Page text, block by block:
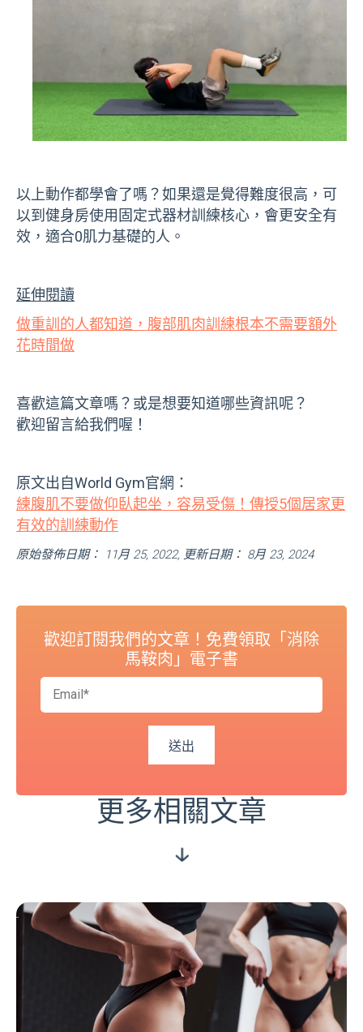
以上動作都學會了嗎？如果還是覺得難度很高，可
以到健身房使用固定式器材訓練核心，會更安全有
效，適合0肌力基礎的人。
延伸閱讀
做重訓的人都知道，腹部肌肉訓練根本不需要額外
花時間做
喜歡這篇文章嗎？或是想要知道哪些資訊呢？
歡迎留言給我們喔！
原文出自World Gym官網：
練腹肌不要做仰臥起坐，容易受傷！傳授5個居家更
有效的訓練動作
原始發佈日期： 11月 25, 2022, 更新日期： 8月 23, 2024
歡迎訂閱我們的文章！免費領取「消除
馬鞍肉」電子書
更多相關文章